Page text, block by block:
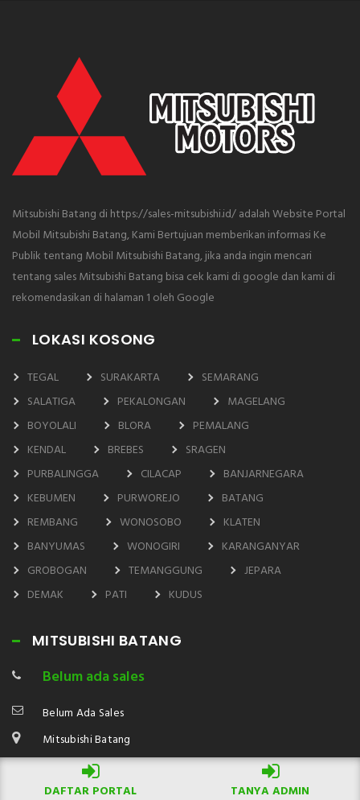
DAFTAR PORTAL TANYA ADMIN
Mitsubishi Batang di https://sales-mitsubishi.id/ adalah Website Portal
Mobil Mitsubishi Batang, Kami Bertujuan memberikan informasi Ke
Publik tentang Mobil Mitsubishi Batang, jika anda ingin mencari
tentang sales Mitsubishi Batang bisa cek kami di google dan kami di
rekomendasikan di halaman 1 oleh Google
LOKASI KOSONG
TEGAL SURAKARTA
SEMARANG
SALATIGA
PEKALONGAN
MAGELANG
BOYOLALI
BLORA
PEMALANG
KENDAL
BREBES
SRAGEN
PURBALINGGA
CILACAP
BANJARNEGARA
KEBUMEN
PURWOREJO
BATANG
REMBANG
WONOSOBO
KLATEN
BANYUMAS
WONOGIRI
KARANGANYAR
GROBOGAN
TEMANGGUNG
JEPARA
DEMAK
PATI KUDUS
MITSUBISHI BATANG
Belum ada sales
Belum Ada Sales
Mitsubishi Batang